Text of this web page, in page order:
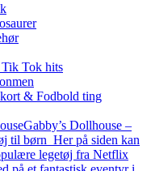
Tok hits
& Fodbold ting
Gabby’s Dollhouse –
til børn Her på siden kan
legetøj fra Netflix